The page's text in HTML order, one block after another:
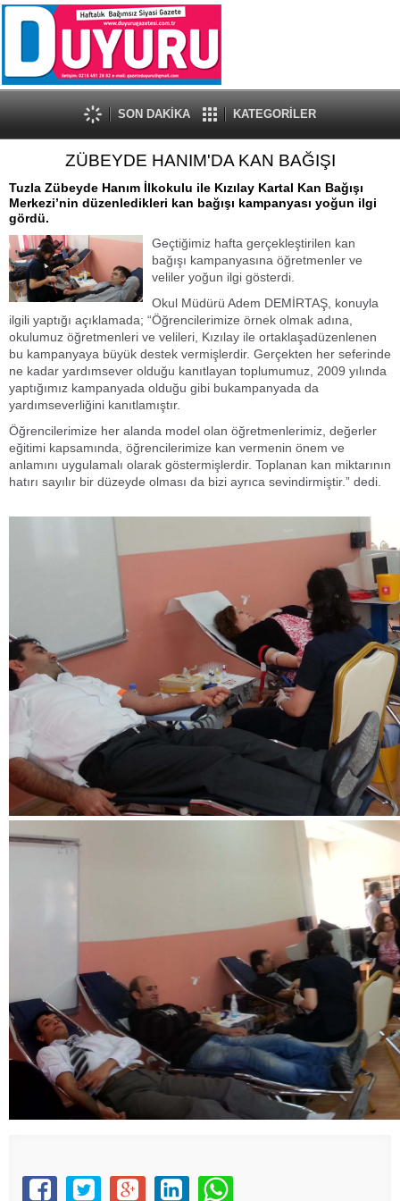
SON DAKİKA KATEGORİLER
ZÜBEYDE HANIM'DA KAN BAĞIŞI
Tuzla Zübeyde Hanım İlkokulu ile Kızılay Kartal Kan Bağışı
Merkezi’nin düzenledikleri kan bağışı kampanyası yoğun ilgi
gördü.
Geçtiğimiz hafta gerçekleştirilen kan
bağışı kampanyasına öğretmenler ve
veliler yoğun ilgi gösterdi.
Okul Müdürü Adem DEMİRTAŞ, konuyla
ilgili yaptığı açıklamada; “Öğrencilerimize örnek olmak adına,
okulumuz öğretmenleri ve velileri, Kızılay ile ortaklaşadüzenlenen
bu kampanyaya büyük destek vermişlerdir. Gerçekten her seferinde
ne kadar yardımsever olduğu kanıtlayan toplumumuz, 2009 yılında
yaptığımız kampanyada olduğu gibi bukampanyada da
yardımseverliğini kanıtlamıştır.
Öğrencilerimize her alanda model olan öğretmenlerimiz, değerler
eğitimi kapsamında, öğrencilerimize kan vermenin önem ve
anlamını uygulamalı olarak göstermişlerdir. Toplanan kan miktarının
hatırı sayılır bir düzeyde olması da bizi ayrıca sevindirmiştir.” dedi.